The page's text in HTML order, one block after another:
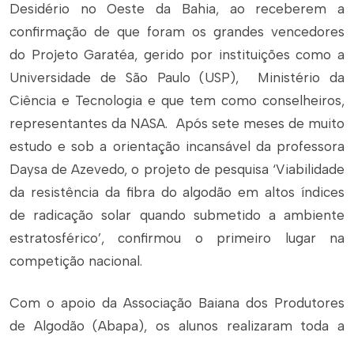
Desidério no Oeste da Bahia, ao receberem a
confirmação de que foram os grandes vencedores
do Projeto Garatéa, gerido por instituições como a
Universidade de São Paulo (USP), Ministério da
Ciência e Tecnologia e que tem como conselheiros,
representantes da NASA. Após sete meses de muito
estudo e sob a orientação incansável da professora
Daysa de Azevedo, o projeto de pesquisa ‘Viabilidade
da resistência da fibra do algodão em altos índices
de radicação solar quando submetido a ambiente
estratosférico’, confirmou o primeiro lugar na
competição nacional.
Com o apoio da Associação Baiana dos Produtores
de Algodão (Abapa), os alunos realizaram toda a